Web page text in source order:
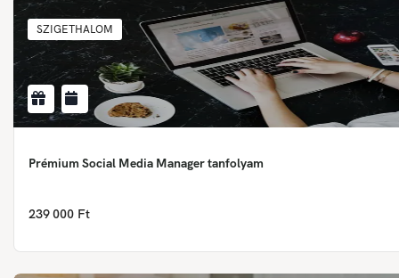
SZIGETHALOM
Prémium Social Media Manager tanfolyam
239 000 Ft